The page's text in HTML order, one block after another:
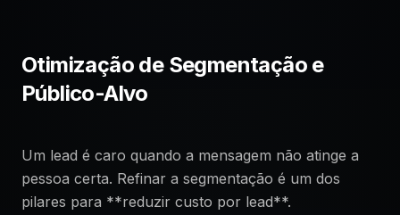
Otimização de Segmentação e
Público-Alvo
Um lead é caro quando a mensagem não atinge a
pessoa certa. Refinar a segmentação é um dos
pilares para **reduzir custo por lead**.